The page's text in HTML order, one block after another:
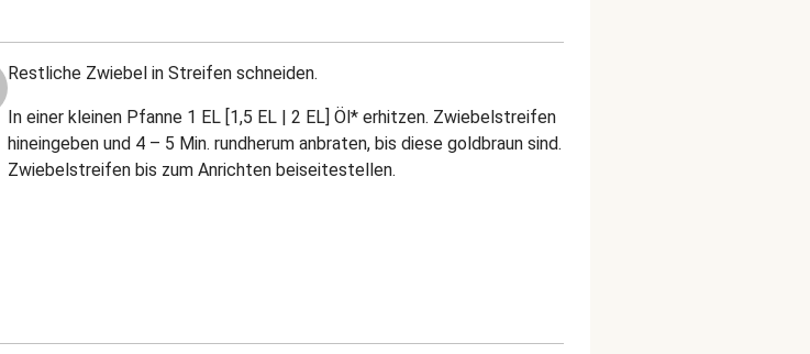
Restliche Zwiebel in Streifen schneiden.
In einer kleinen Pfanne 1 EL [1,5 EL | 2 EL] Öl* erhitzen. Zwiebelstreifen
hineingeben und 4 – 5 Min. rundherum anbraten, bis diese goldbraun sind.
Zwiebelstreifen bis zum Anrichten beiseitestellen.